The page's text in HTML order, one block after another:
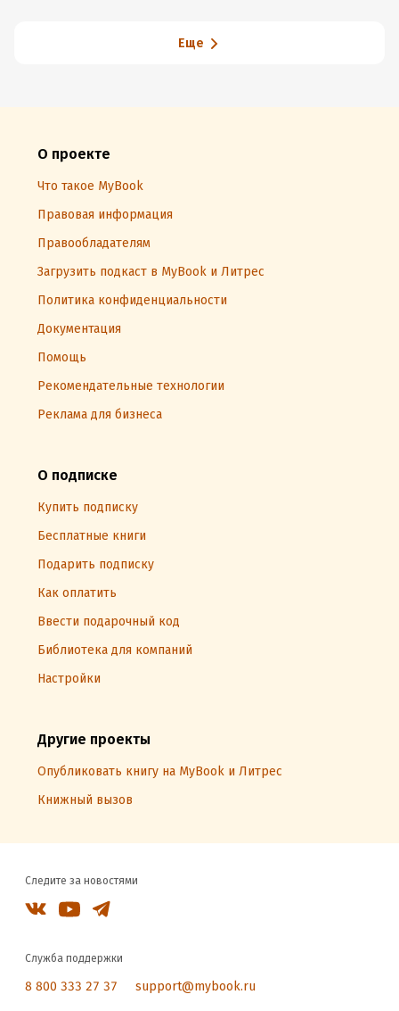
Еще
О проекте
Что такое MyBook
Правовая информация
Правообладателям
Загрузить подкаст в MyBook и Литрес
Политика конфиденциальности
Документация
Помощь
Рекомендательные технологии
Реклама для бизнеса
О подписке
Купить подписку
Бесплатные книги
Подарить подписку
Как оплатить
Ввести подарочный код
Библиотека для компаний
Настройки
Другие проекты
Опубликовать книгу на MyBook и Литрес
Книжный вызов
Следите за новостями
Служба поддержки
8 800 333 27 37 support@mybook.ru